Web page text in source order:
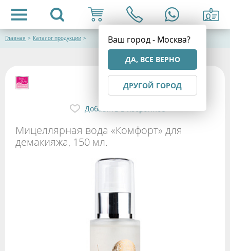
Ваш город - Москва?
ДА, ВСЕ ВЕРНО
ДРУГОЙ ГОРОД
Главная > Каталог продукции >
Мицеллярная вода «Комфорт» для
демакияжа, 150 мл.
Добавить в избранное